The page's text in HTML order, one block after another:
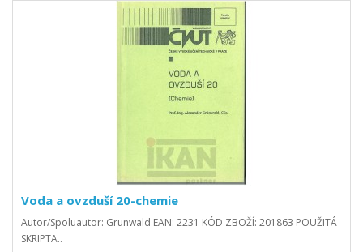
Voda a ovzduší 20-chemie
Autor/Spoluautor: Grunwald EAN: 2231 KÓD ZBOŽÍ: 201863 POUŽITÁ
SKRIPTA..